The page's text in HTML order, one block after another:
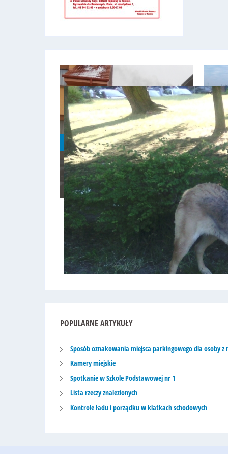
KONTROLA NA TERENIE POSESJI
Kontrole ładu i porządku na terenie
posesji
POPULARNEARTYKUŁY
Sposób oznakowania miejsca parkingowego dla osoby z
Kamery miejskie
Spotkanie w Szkole Podstawowej nr 1
Lista rzeczy znalezionych
Kontrole ładu i porządku w klatkach schodowych